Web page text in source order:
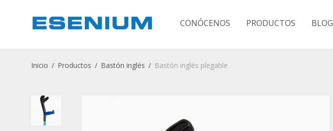
CONÓCENOS PRODUCTOS BLOG
Inicio / Productos / Bastón inglés / Bastón inglés plegable